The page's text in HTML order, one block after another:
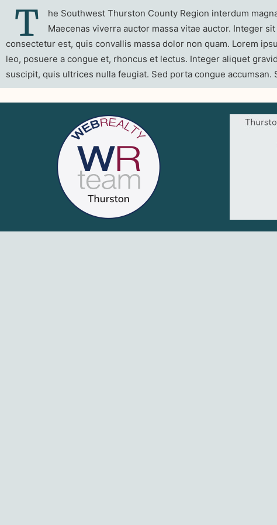
T
he Southwest Thurston County Region interdum
Maecenas viverra auctor massa vitae auctor. Integer
consectetur est, quis convallis massa dolor non quam. Lorem
leo, posuere a congue et, rhoncus et lectus. Integer aliquet
suscipit, quis ultrices nulla feugiat. Sed porta congue accumsan.